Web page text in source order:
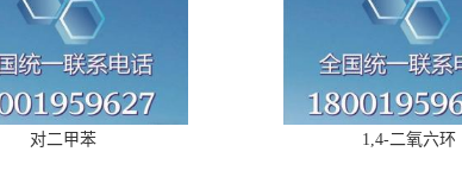
对二甲苯 1,4-二氧六环